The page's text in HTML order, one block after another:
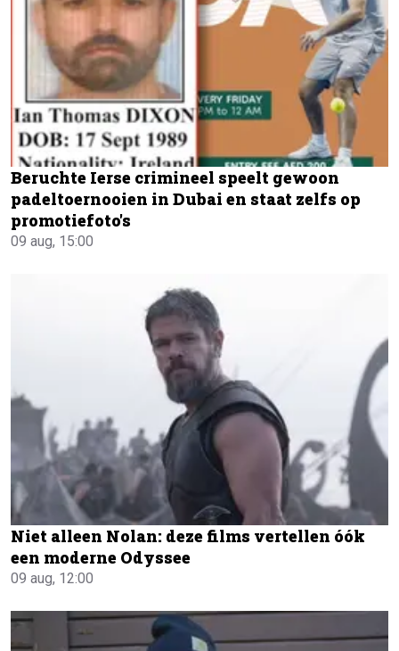
Beruchte Ierse crimineel speelt gewoon
padeltoernooien in Dubai en staat zelfs op
promotiefoto's
09 aug, 15:00
Niet alleen Nolan: deze films vertellen óók
een moderne Odyssee
09 aug, 12:00